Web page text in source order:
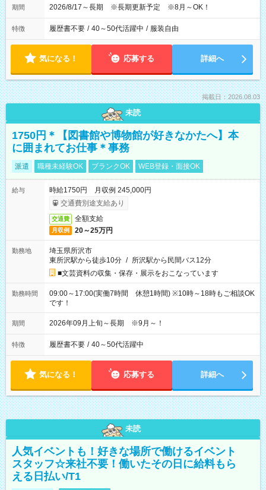
期間 2026/8/17～長期 ※長期更新予定 ※8月～OK！
特徴 履歴書不要 / 40～50代活躍中 / 服装自由
気になる！ 応募する 詳細へ
掲載日：2026.08.03
未読
1750円＊【図書館や博物館が好きなかたへ】本
に囲まれてお仕事＊事務
派遣 職種未経験OK ブランクOK WEB登録・面接OK
給与
時給1750円 月収例 245,000円
交通費別途支給あり
交通費 全額支給
月収例 20～25万円
勤務地
埼玉県所沢市
東所沢駅から徒歩10分 / 所沢駅から民間バス12分
■文芸資料の収集・保存・展示をおこなっています
勤務時間
09:00～17:00(実働7時間 休憩1時間) ※10時～18時もご相談OK
です！
期間 2026年09月上旬～長期 ※9月～！
特徴 履歴書不要 / 40～50代活躍中
気になる！ 応募する 詳細へ
未読
人気イベントも！好きな場所で働けるイベント
スタッフ☆来社不要！働いたその日に給料もら
える日払い/T1